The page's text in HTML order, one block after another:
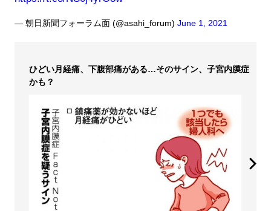
— 朝日新聞フォーラム面 (@asahi_forum) June 1, 2021
ひどい月経痛、下腹部痛がある…そのサイン、子宮内膜症
かも？